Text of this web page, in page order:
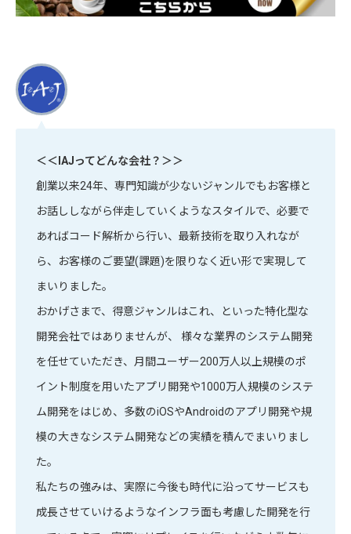
＜＜IAJってどんな会社？＞＞
創業以来24年、専門知識が少ないジャンルでもお客様と
お話ししながら伴走していくようなスタイルで、必要で
あればコード解析から行い、最新技術を取り入れなが
ら、お客様のご要望(課題)を限りなく近い形で実現して
まいりました。
おかげさまで、得意ジャンルはこれ、といった特化型な
開発会社ではありませんが、 様々な業界のシステム開発
を任せていただき、月間ユーザー200万人以上規模のポ
イント制度を用いたアプリ開発や1000万人規模のシステ
ム開発をはじめ、多数のiOSやAndroidのアプリ開発や規
模の大きなシステム開発などの実績を積んでまいりまし
た。
私たちの強みは、実際に今後も時代に沿ってサービスも
成長させていけるようなインフラ面も考慮した開発を行